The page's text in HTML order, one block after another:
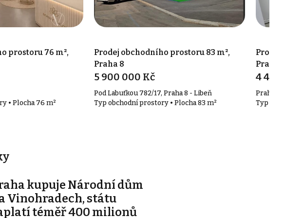
prostoru 76 m²,
• Plocha 76 m²
Prodej obchodního prostoru 83 m²,
Praha 8
5 900 000 Kč
Pod Labuťkou 782/17, Praha 8 - Libeň
Typ obchodní prostory • Plocha 83 m²
Prodej
Praha
4 490
Praha 8
Typ
kupuje Národní dům
Vinohradech, státu
téměř 400 milionů